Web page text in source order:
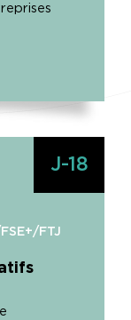
J-18
FTJ